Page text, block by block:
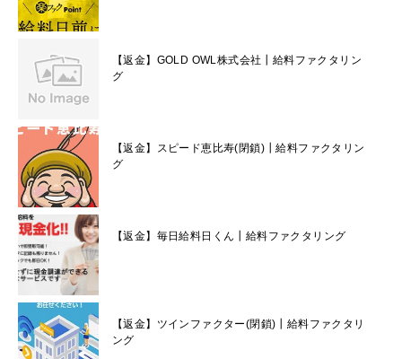
【返金】GOLD OWL株式会社┃給料ファクタリン
グ
【返金】スピード恵比寿(閉鎖)┃給料ファクタリン
グ
【返金】毎日給料日くん┃給料ファクタリング
【返金】ツインファクター(閉鎖)┃給料ファクタリ
ング